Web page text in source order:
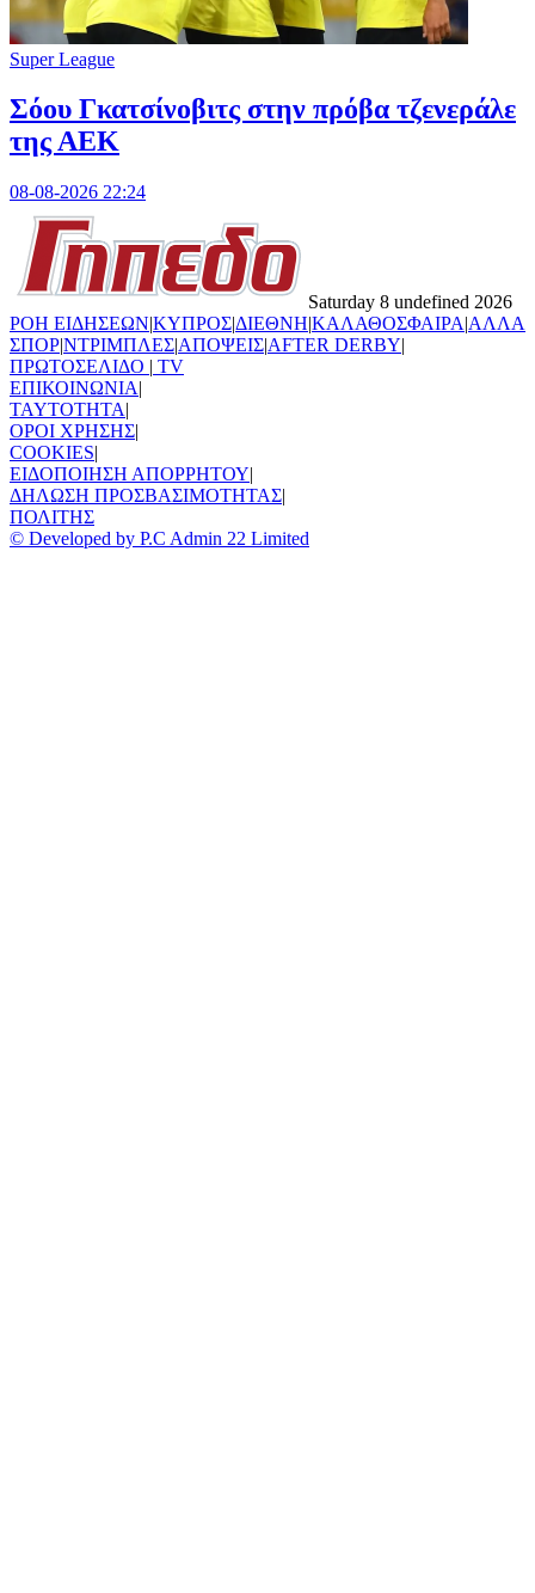
Super League
Σόου Γκατσίνοβιτς στην πρόβα τζενεράλε
της ΑΕΚ
08-08-2026 22:24
Saturday 8 undefined 2026
ΡΟΗ ΕΙΔΗΣΕΩΝ|ΚΥΠΡΟΣ|ΔΙΕΘΝΗ|ΚΑΛΑΘΟΣΦΑΙΡΑ|ΑΛΛΑ
ΣΠΟΡ|ΝΤΡΙΜΠΛΕΣ|ΑΠΟΨΕΙΣ|AFTER DERBY|
ΠΡΩΤΟΣΕΛΙΔΟ | TV
ΕΠΙΚΟΙΝΩΝΙΑ|
TAYTOTHTA|
ΟΡΟΙ ΧΡΗΣΗΣ|
COOKIES|
ΕΙΔΟΠΟΙΗΣΗ ΑΠΟΡΡΗΤΟΥ|
ΔΗΛΩΣΗ ΠΡΟΣΒΑΣΙΜΟΤΗΤΑΣ|
ΠΟΛΙΤΗΣ
© Developed by P.C Admin 22 Limited